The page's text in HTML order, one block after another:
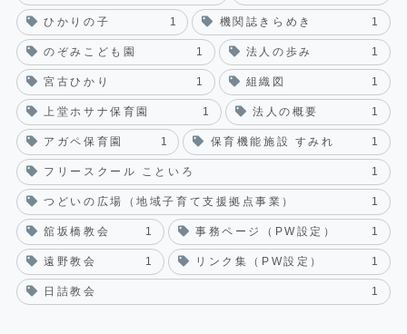
ひかりの子 1 機関誌きらめき 1
のぞみこども園 1 法人の歩み 1
宮古ひかり 1 組織図 1
上堂ホサナ保育園 1 法人の概要 1
アガペ保育園 1 保育機能施設 すみれ 1
フリースクール こといろ 1
つどいの広場（地域子育て支援拠点事業） 1
舘坂橋教会 1 事務ページ（PW設定） 1
遠野教会 1 リンク集（PW設定） 1
日詰教会 1